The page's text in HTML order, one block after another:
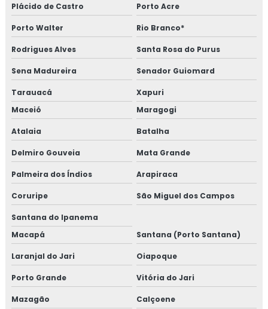
Plácido de Castro Porto Acre
Porto Walter Rio Branco*
Rodrigues Alves Santa Rosa do Purus
Sena Madureira Senador Guiomard
Tarauacá
Xapuri
Maceió
Maragogi
Atalaia Batalha
Delmiro Gouveia Mata Grande
Palmeira dos Índios Arapiraca
Coruripe São Miguel dos Campos
Santana do Ipanema
Macapá
Santana (Porto Santana)
Laranjal do Jari Oiapoque
Porto Grande Vitória do Jari
Mazagão Calçoene